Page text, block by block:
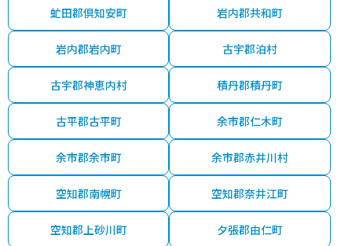
虻田郡倶知安町 岩内郡共和町
岩内郡岩内町 古宇郡泊村
古宇郡神恵内村 積丹郡積丹町
古平郡古平町 余市郡仁木町
余市郡余市町 余市郡赤井川村
空知郡南幌町 空知郡奈井江町
空知郡上砂川町 夕張郡由仁町